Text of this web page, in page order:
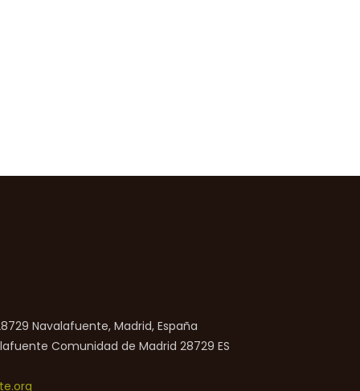
Navalafuente, Madrid, España
Comunidad de Madrid 28729 ES